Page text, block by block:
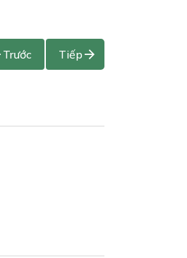
Trước Tiếp